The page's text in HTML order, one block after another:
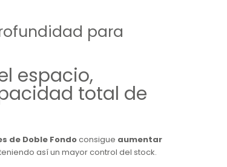
para
espacio,
total de
de Doble Fondoconsigue aumentar
así un mayor control del stock.